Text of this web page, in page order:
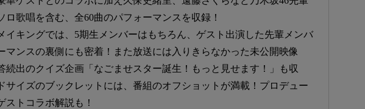
ロ歌唱を含む、全60曲のパフォーマンスを収録！
イキングでは、5期生メンバーはもちろん、ゲスト出演した先輩メンバ
マンスの裏側にも密着！また放送には入りきらなかった未公開映像
続出のクイズ企画「なごませスター誕生！もっと見せます！」も収
サイズのブックレットには、番組のオフショットが満載！プロデュー
ストコラボ解説も！